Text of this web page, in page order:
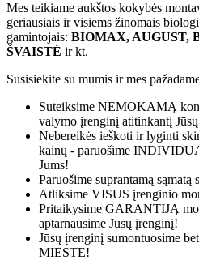
Mes teikiame aukštos kokybės
geriausiais ir visiems žinomais
gamintojais: BIOMAX, AUGUST,
ŠVAISTĖ ir kt.
Susisiekite su mumis ir mes
Suteiksime NEMOKAMĄ
valymo įrenginį atitinkantį
Nebereikės ieškoti ir lyginti
kainų - paruošime
Jums!
Paruošime suprantamą sąmatą
Atliksime VISUS įrenginio
Pritaikysime GARANTIJĄ
aptarnausime Jūsų įrenginį!
Jūsų įrenginį sumontuosime
MIESTE!